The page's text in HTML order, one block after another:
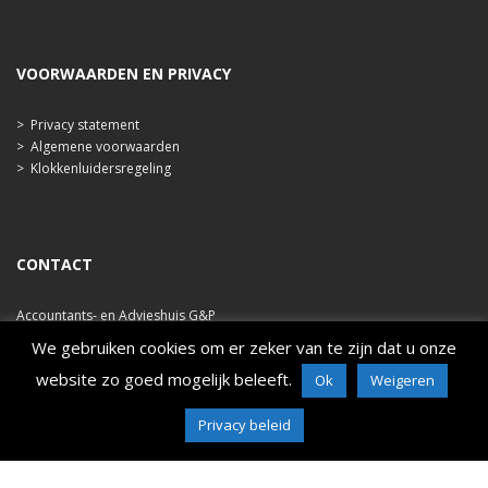
VOORWAARDEN EN PRIVACY
> Privacy statement
> Algemene voorwaarden
> Klokkenluidersregeling
CONTACT
Accountants- en Advieshuis G&P
Ooststraat 47b
4421 EA Kapelle
tel. 0113 348 786
We gebruiken cookies om er zeker van te zijn dat u onze
website zo goed mogelijk beleeft.
Ok Weigeren
Privacy beleid